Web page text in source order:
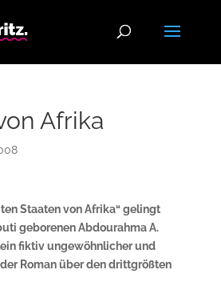
Afrika
Staaten von Afrika“ gelingt
geborenen Abdourahma A.
fiktiv ungewöhnlicher und
Roman über den drittgrößten